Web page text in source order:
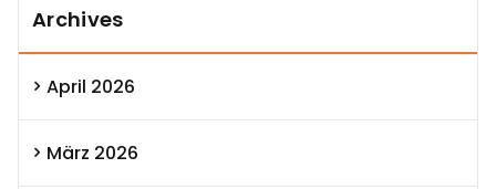
Archives
April 2026
März 2026